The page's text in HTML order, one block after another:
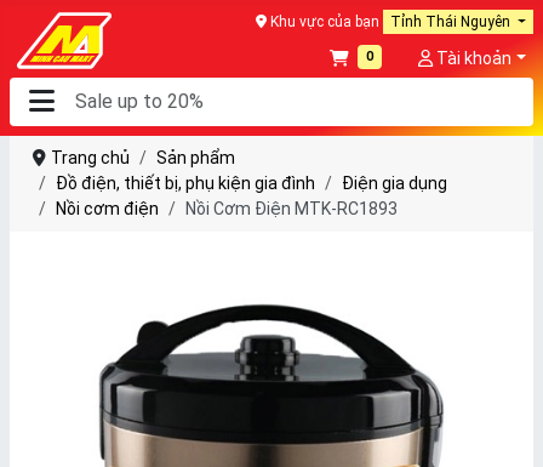
Khu vực của bạn Tỉnh Thái Nguyên
0 Tài khoản
Trang chủ
Sản phẩm
Đồ điện, thiết bị, phụ kiện gia đình
Điện gia dụng
Nồi cơm điện
Nồi Cơm Điện MTK-RC1893